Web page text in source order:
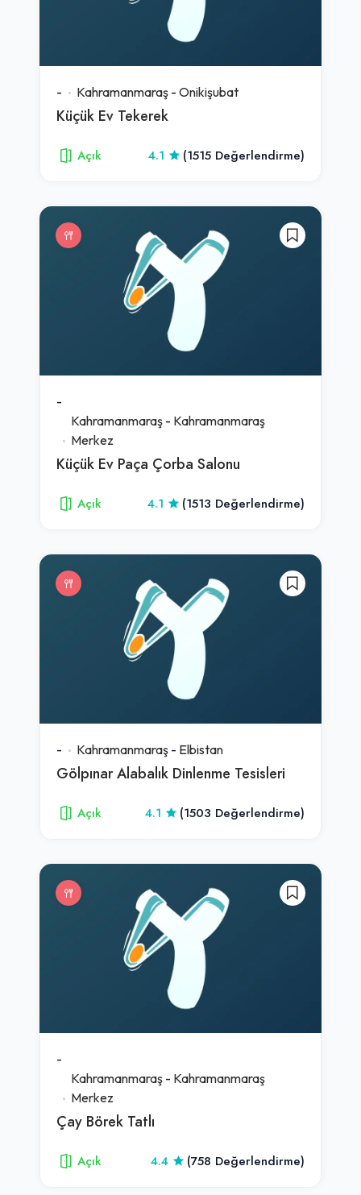
- Kahramanmaraş - Onikişubat
Küçük Ev Tekerek
Açık 4.1 (1515 Değerlendirme)
-
Kahramanmaraş - Kahramanmaraş
Merkez
Küçük Ev Paça Çorba Salonu
Açık 4.1 (1513 Değerlendirme)
- Kahramanmaraş - Elbistan
Gölpınar Alabalık Dinlenme Tesisleri
Açık 4.1 (1503 Değerlendirme)
-
Kahramanmaraş - Kahramanmaraş
Merkez
Çay Börek Tatlı
Açık 4.4 (758 Değerlendirme)